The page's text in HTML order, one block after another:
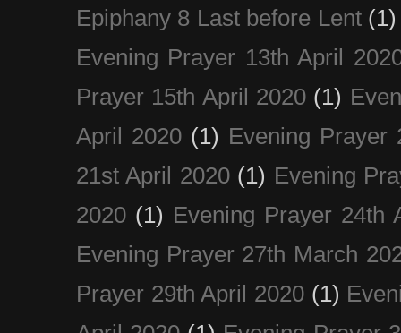
Epiphany 8 Last before Lent (1)
Evening Prayer 13th April
Prayer 15th April 2020 (1)
April 2020 (1) Evening Prayer
21st April 2020 (1) Evening
2020 (1) Evening Prayer 24th
Evening Prayer 27th March
Prayer 29th April 2020 (1)